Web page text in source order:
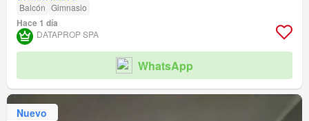
Balcón Gimnasio
Hace 1 día
DATAPROP SPA
WhatsApp
Nuevo